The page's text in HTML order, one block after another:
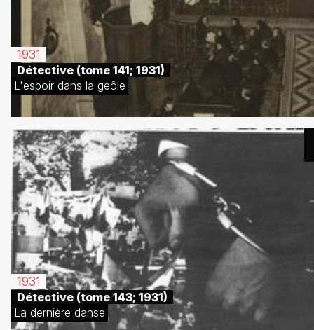
1931
Détective (tome 141; 1931)
L'espoir dans la geôle
1931
Détective (tome 143; 1931)
La dernière danse